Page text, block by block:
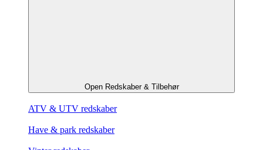
Open Redskaber & Tilbehør
ATV & UTV redskaber
Have & park redskaber